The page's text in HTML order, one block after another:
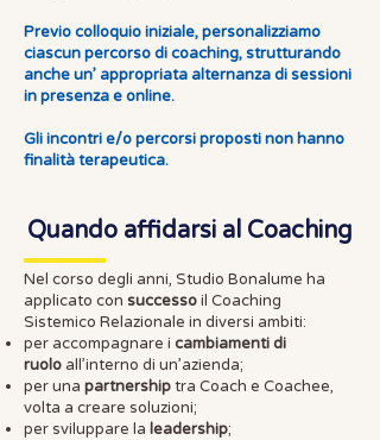
Previo colloquio iniziale, personalizziamo
ciascun percorso di coaching, strutturando
anche un’ appropriata alternanza di sessioni
in presenza e online.
Gli incontri e/o percorsi proposti non hanno
finalità terapeutica.​
Quando affidarsi al Coaching
Nel corso degli anni, Studio Bonalume ha
applicato con successoil Coaching
Sistemico Relazionale in diversi ambiti:
per accompagnare i cambiamenti di
ruolo all’interno di un’azienda;
per una partnershiptra Coach e Coachee,
volta a creare soluzioni;
per sviluppare la leadership;